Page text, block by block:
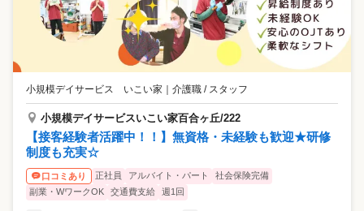
小規模デイサービス いこい家 ｜ 介護職 / スタッフ
小規模デイサービスいこい家百合ヶ丘/222
【接客経験者活躍中！！】無資格・未経験も歓迎★研修
制度も充実☆
口コミあり 正社員 アルバイト・パート
社会保険完備
副業・WワークOK
交通費支給 週1回